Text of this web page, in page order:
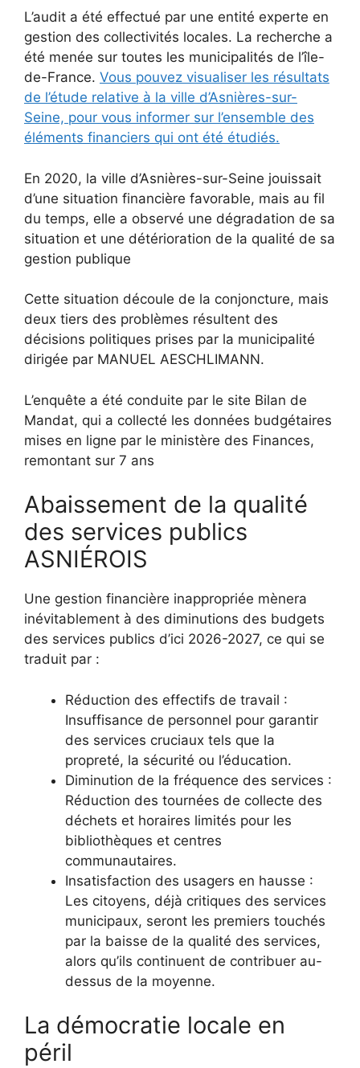
L’audit a été effectué par une entité experte en
gestion des collectivités locales. La recherche a
été menée sur toutes les municipalités de l’île-
de-France. Vous pouvez visualiser les résultats
de l’étude relative à la ville d’Asnières-sur-
Seine, pour vous informer sur l’ensemble des
éléments financiers qui ont été étudiés.
En 2020, la ville d’Asnières-sur-Seine jouissait
d’une situation financière favorable, mais au fil
du temps, elle a observé une dégradation de sa
situation et une détérioration de la qualité de sa
gestion publique
Cette situation découle de la conjoncture, mais
deux tiers des problèmes résultent des
décisions politiques prises par la municipalité
dirigée par MANUEL AESCHLIMANN.
L’enquête a été conduite par le site Bilan de
Mandat, qui a collecté les données budgétaires
mises en ligne par le ministère des Finances,
remontant sur 7 ans
Abaissement de la qualité
des services publics
ASNIÉROIS
Une gestion financière inappropriée mènera
inévitablement à des diminutions des budgets
des services publics d’ici 2026-2027, ce qui se
traduit par :
Réduction des effectifs de travail :
Insuffisance de personnel pour garantir
des services cruciaux tels que la
propreté, la sécurité ou l’éducation.
Diminution de la fréquence des services :
Réduction des tournées de collecte des
déchets et horaires limités pour les
bibliothèques et centres
communautaires.
Insatisfaction des usagers en hausse :
Les citoyens, déjà critiques des services
municipaux, seront les premiers touchés
par la baisse de la qualité des services,
alors qu’ils continuent de contribuer au-
dessus de la moyenne.
La démocratie locale en
péril